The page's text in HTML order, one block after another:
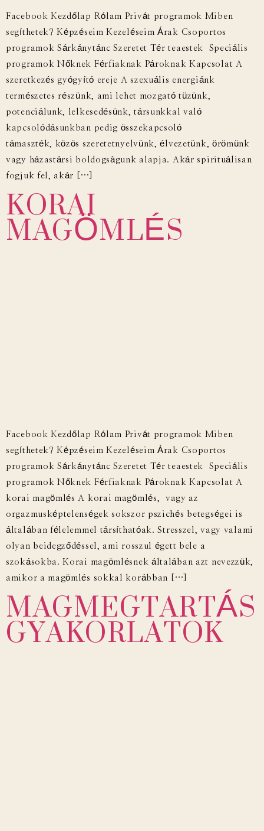
Facebook Kezdőlap Rólam Privát programok Miben
segíthetek? Képzéseim Kezeléseim Árak Csoportos
programok Sárkánytánc Szeretet Tér teaestek Speciális
programok Nőknek Férfiaknak Pároknak Kapcsolat A
szeretkezés gyógyító ereje A szexuális energiánk
természetes részünk, ami lehet mozgató tüzünk,
potenciálunk, lelkesedésünk, társunkkal való
kapcsolódásunkban pedig összekapcsoló
támaszték, közös szeretetnyelvünk, élvezetünk, örömünk
vagy házastársi boldogsàgunk alapja. Akár spirituálisan
fogjuk fel, akár […]
KORAI
MAGÖMLÉS
Facebook Kezdőlap Rólam Privát programok Miben
segíthetek? Képzéseim Kezeléseim Árak Csoportos
programok Sárkánytánc Szeretet Tér teaestek Speciális
programok Nőknek Férfiaknak Pároknak Kapcsolat A
korai magömlés A korai magömlés, vagy az
orgazmusképtelenségek sokszor pszichés betegségei is
általában félelemmel társíthatóak. Stresszel, vagy valami
olyan beidegződéssel, ami rosszul égett bele a
szokásokba. Korai magömlésnek általában azt nevezzük,
amikor a magömlés sokkal korábban […]
MAGMEGTARTÁS
GYAKORLATOK